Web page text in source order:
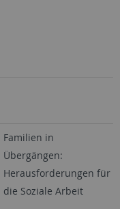
Familien in
Übergängen:
Herausforderungen für
die Soziale Arbeit